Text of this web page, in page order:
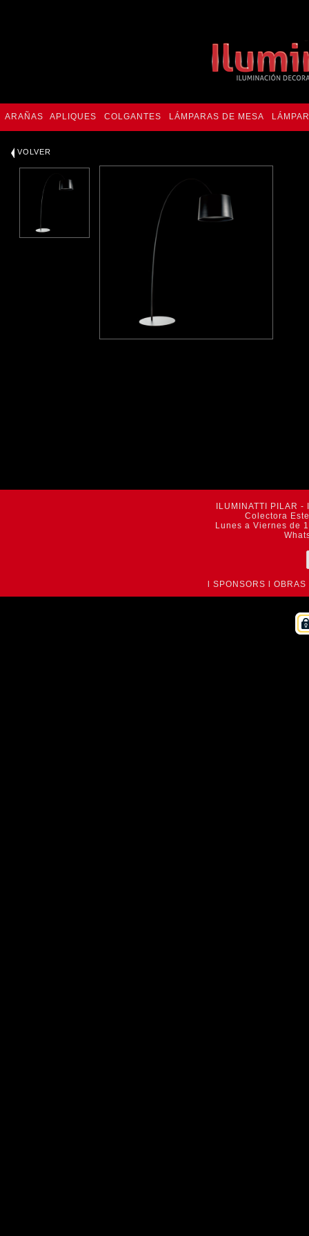
ARAÑAS APLIQUES COLGANTES LÁMPARAS DE MESA
VOLVER
ILUMINATTI PILAR
Colectora
Lunes a Viernes de
lSPONSORS lOBRAS